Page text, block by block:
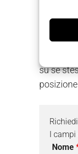
deviato
all’altra
su se
I
Nome